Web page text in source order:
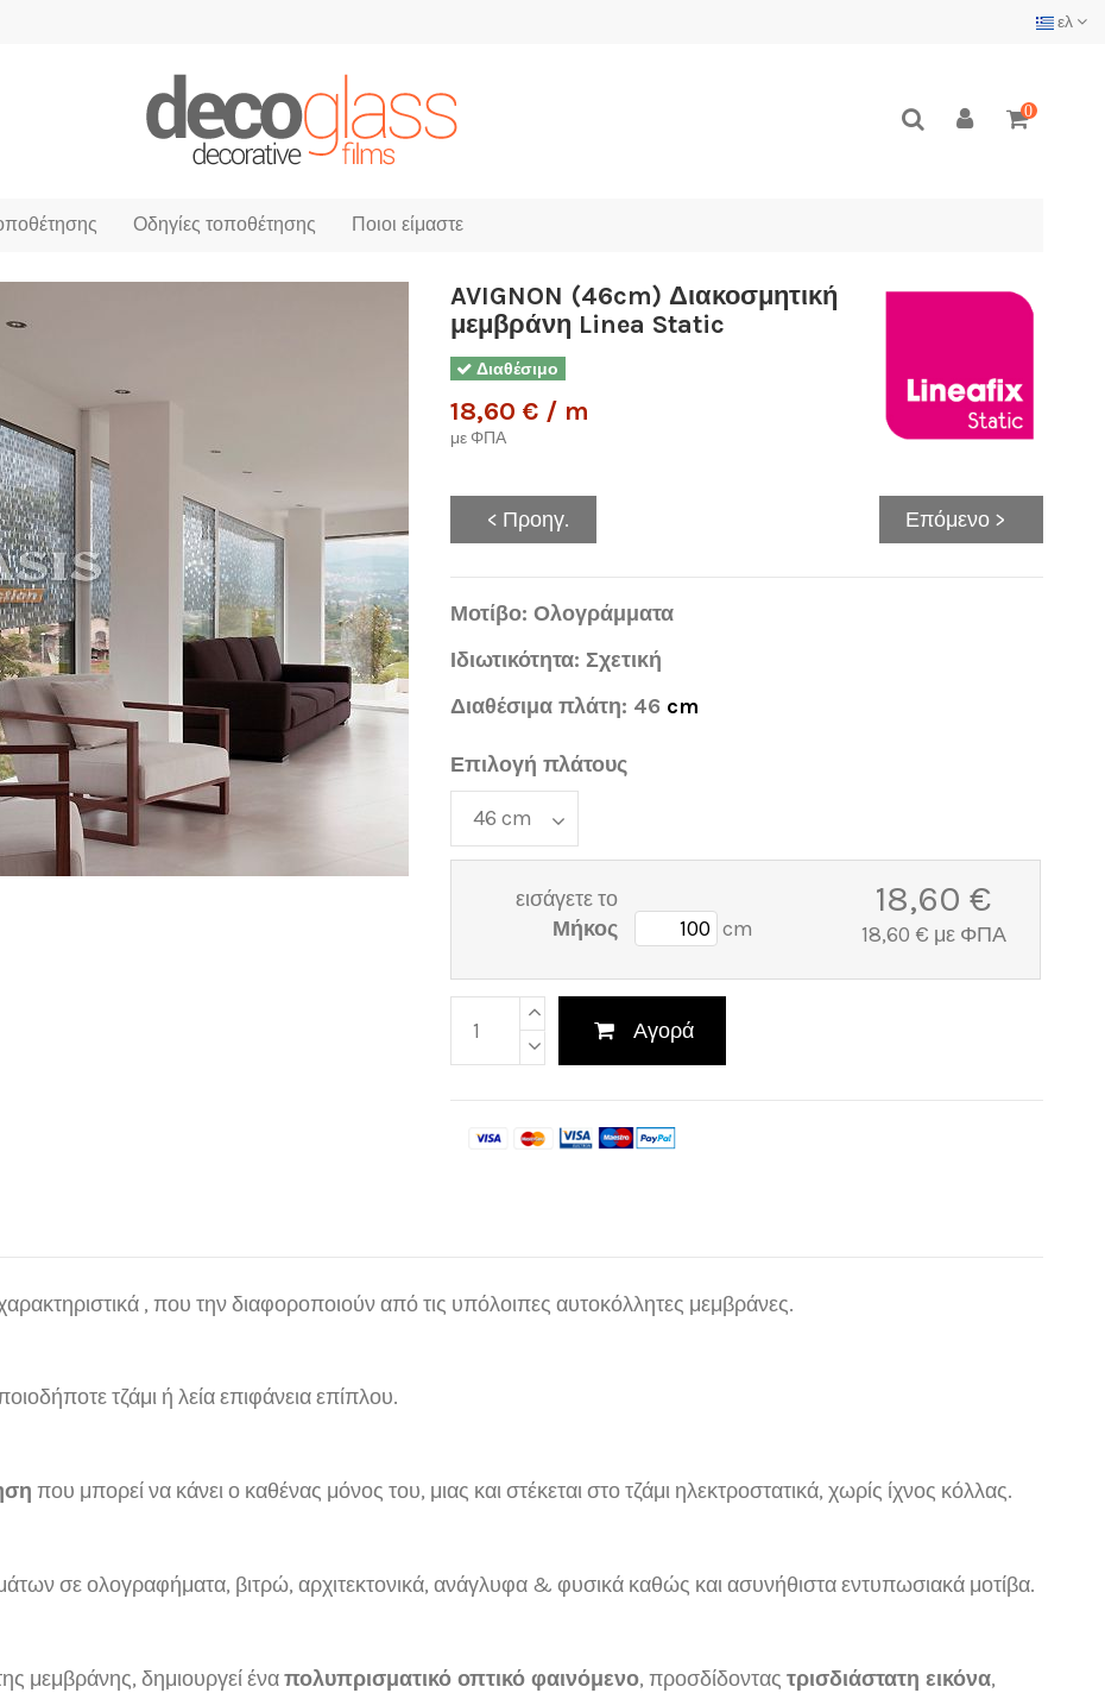
ελ
0
Οδηγίες τοποθέτησης Ποιοι είμαστε
AVIGNON (46cm) Διακοσμητική
μεμβράνη Linea Static
Διαθέσιμο
18,60 € / m
με ΦΠΑ
< Προηγ. Επόμενο >
Μοτίβο: Ολογράμματα
Ιδιωτικότητα: Σχετική
Διαθέσιμα πλάτη: 46 cm
εισάγετε το
Μήκος
cm
18,60 €
18,60 € με ΦΠΑ
Επιλογή πλάτους
Αγορά
χαρακτηριστικά , που την διαφοροποιούν από τις υπόλοιπες αυτοκόλλητες μεμβράνες.
τζάμι ή λεία επιφάνεια επίπλου.
που μπορεί να κάνει ο καθένας μόνος του, μιας και στέκεται στο τζάμι ηλεκτροστατικά, χωρίς ίχνος κόλλας.
σε ολογραφήματα, βιτρώ, αρχιτεκτονικά, ανάγλυφα & φυσικά καθώς και ασυνήθιστα εντυπωσιακά μοτίβα.
μεμβράνης, δημιουργεί έναπολυπρισματικό οπτικό φαινόμενο, προσδίδοντας τρισδιάστατη εικόνα,